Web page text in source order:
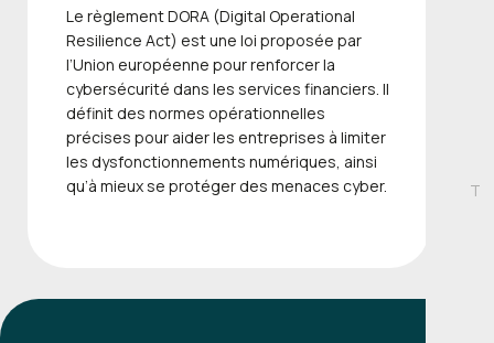
Le règlement DORA (Digital Operational
Resilience Act) est une loi proposée par
l’Union européenne pour renforcer la
cybersécurité dans les services financiers. Il
définit des normes opérationnelles
précises pour aider les entreprises à limiter
les dysfonctionnements numériques, ainsi
qu’à mieux se protéger des menaces cyber.
T